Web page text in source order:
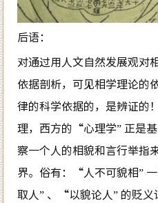
后语：
对通过用人文自然发展观对
依据剖析，可见相学理论的
律的科学依据的，是辨证的
理，西方的“心理学” 正是
察一个人的相貌和言行举指
界。俗有：“人不可貌相”
取人” 、“以貌论人” 的贬